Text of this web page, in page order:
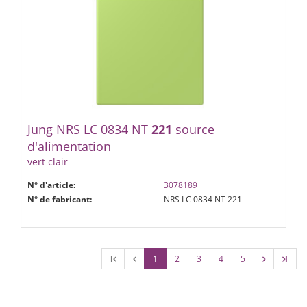
Jung NRS LC 0834 NT 221 source
d'alimentation
vert clair
N° d'article:
3078189
N° de fabricant:
NRS LC 0834 NT 221
l 1 2 3 4 5 l